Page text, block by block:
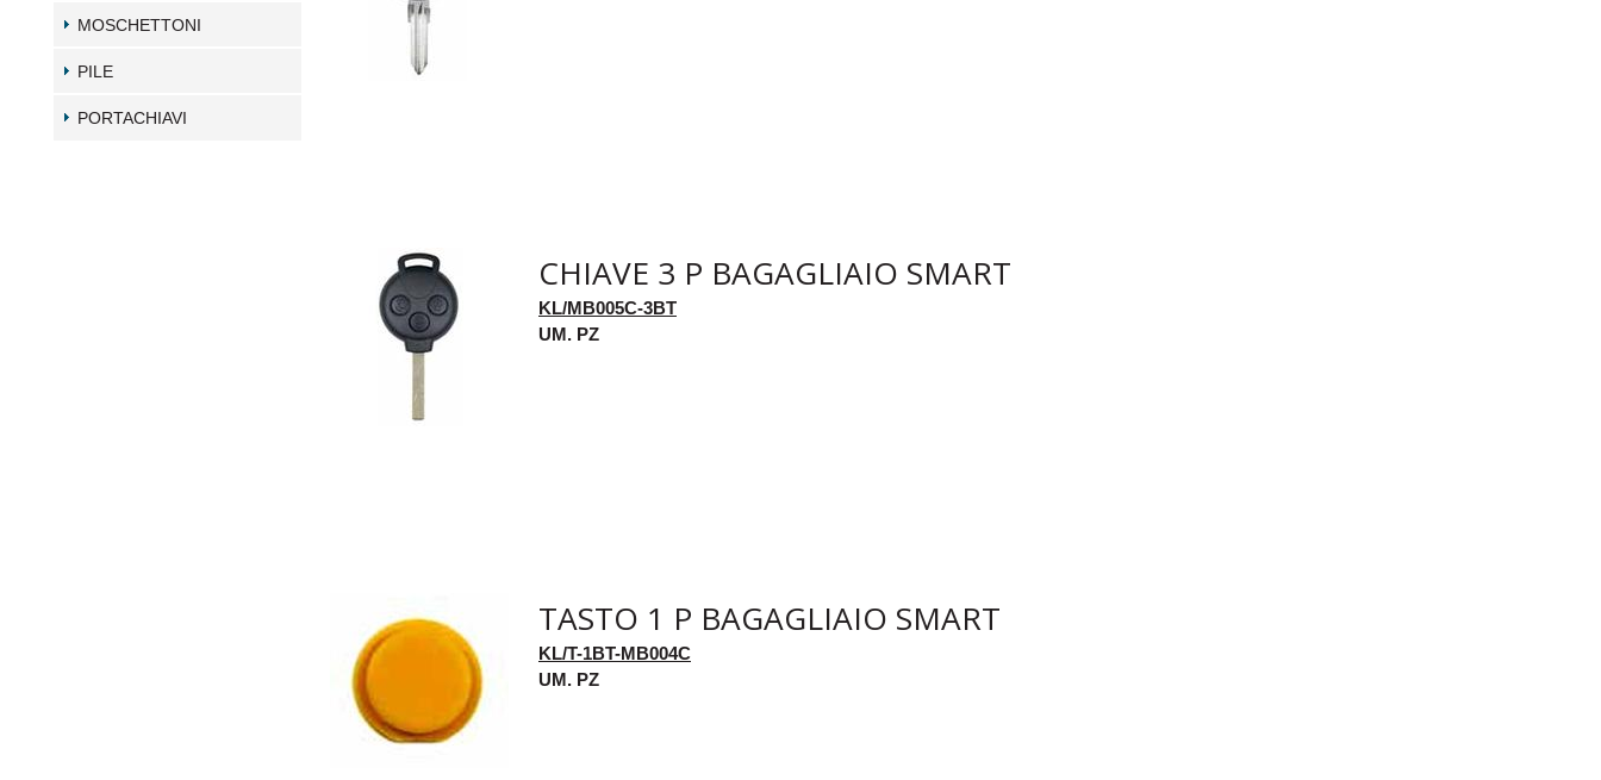
MOSCHETTONI
PILE
PORTACHIAVI
CHIAVE 3 P BAGAGLIAIO SMART
KL/MB005C-3BT
UM. PZ
TASTO 1 P BAGAGLIAIO SMART
KL/T-1BT-MB004C
UM. PZ